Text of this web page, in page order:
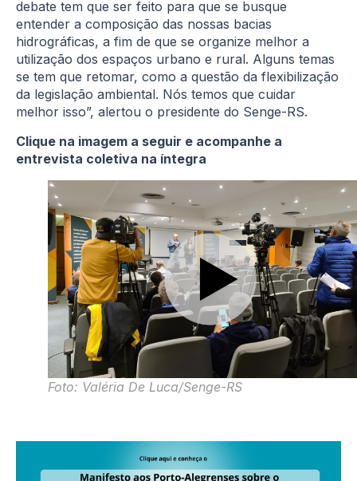
debate tem que ser feito para que se busque
entender a composição das nossas bacias
hidrográficas, a fim de que se organize melhor a
utilização dos espaços urbano e rural. Alguns temas
se tem que retomar, como a questão da flexibilização
da legislação ambiental. Nós temos que cuidar
melhor isso”, alertou o presidente do Senge-RS.
Clique na imagem a seguir e acompanhe a
entrevista coletiva na íntegra
Foto: Valéria De Luca/Senge-RS